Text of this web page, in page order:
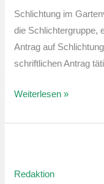
Schlichtung im
die Schlichtergruppe,
Antrag auf
schriftlichen Antrag
Weiterlesen »
Redaktion
Schlichtergruppe